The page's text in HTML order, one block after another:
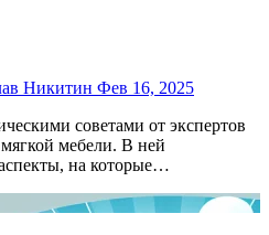
Никитин Фев 16, 2025
мебели. В ней
на которые…